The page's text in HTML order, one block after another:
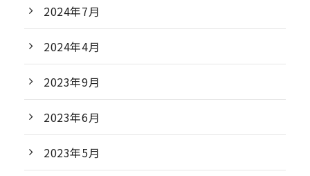
2024年7月
2024年4月
2023年9月
2023年6月
2023年5月